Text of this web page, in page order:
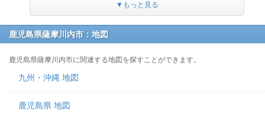
▼もっと見る
鹿児島県薩摩川内市：地図
鹿児島県薩摩川内市に関連する地図を探すことができます。
九州・沖縄 地図
鹿児島県 地図